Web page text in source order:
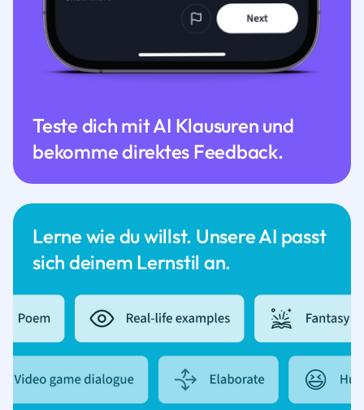
Lerne wie du willst. Unsere AI passt
sich deinem Lernstil an.
Teste dich mit AI Klausuren und
bekomme direktes Feedback.